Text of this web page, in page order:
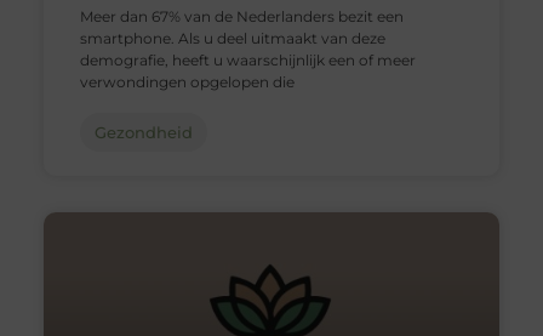
Meer dan 67% van de Nederlanders bezit een
smartphone. Als u deel uitmaakt van deze
demografie, heeft u waarschijnlijk een of meer
verwondingen opgelopen die
Gezondheid